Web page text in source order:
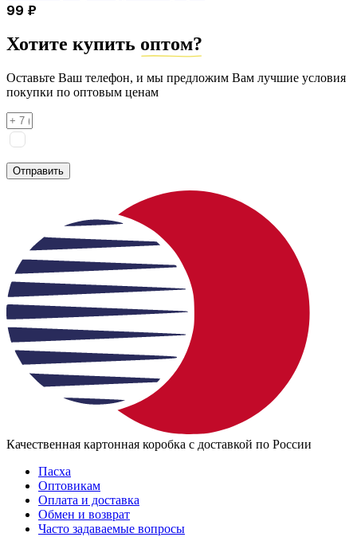
99 ₽
Хотите купить оптом?
Оставьте Ваш телефон, и мы предложим Вам лучшие условия
покупки по оптовым ценам
Отправить
Качественная картонная коробка с доставкой по России
Пасха
Оптовикам
Оплата и доставка
Обмен и возврат
Часто задаваемые вопросы